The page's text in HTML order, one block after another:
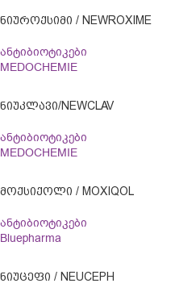
ᲜᲘᲣᲠᲝᲥᲡᲘᲛᲘ / NEWROXIME
ანტიბიოტიკები
MEDOCHEMIE
ᲜᲘᲣᲙᲚᲐᲕᲘ/NEWCLAV
ანტიბიოტიკები
MEDOCHEMIE
ᲛᲝᲥᲡᲘᲥᲝᲚᲘ / MOXIQOL
ანტიბიოტიკები
Bluepharma
ᲜᲘᲣᲪᲔᲤᲘ / NEUCEPH